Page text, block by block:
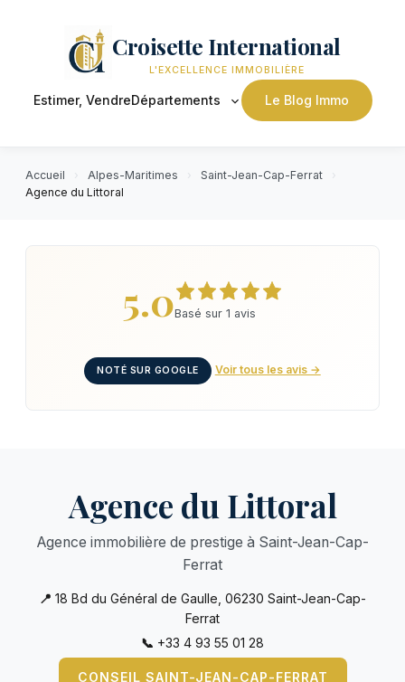
Croisette International
L'EXCELLENCE IMMOBILIÈRE
Estimer, VendreDépartements Le Blog Immo
Accueil Alpes-Maritimes Saint-Jean-Cap-Ferrat
Agence du Littoral
5.0Basé sur 1 avis
NOTÉ SUR GOOGLE Voir tous les avis →
Agence du Littoral
Agence immobilière de prestige à Saint-Jean-Cap-
Ferrat
📍 18 Bd du Général de Gaulle, 06230 Saint-Jean-Cap-
Ferrat
📞 +33 4 93 55 01 28
CONSEIL SAINT-JEAN-CAP-FERRAT